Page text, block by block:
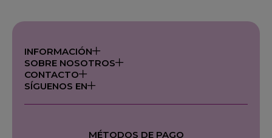
INFORMACIÓN
SOBRE NOSOTROS
CONTACTO
SÍGUENOS EN
MÉTODOS DE PAGO